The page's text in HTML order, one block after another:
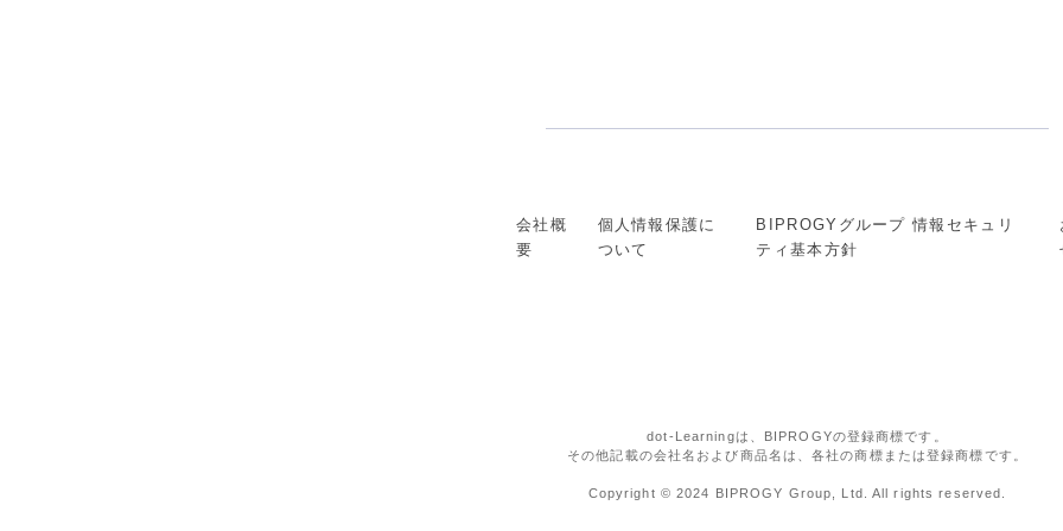
会社概
要
個人情報保護に
ついて
BIPROGYグループ 情報セキュリ
ティ基本方針
dot-Learningは、BIPROGYの登録商標です。
その他記載の会社名および商品名は、各社の商標または登録商標です。
Copyright © 2024 BIPROGY Group, Ltd. All rights reserved.